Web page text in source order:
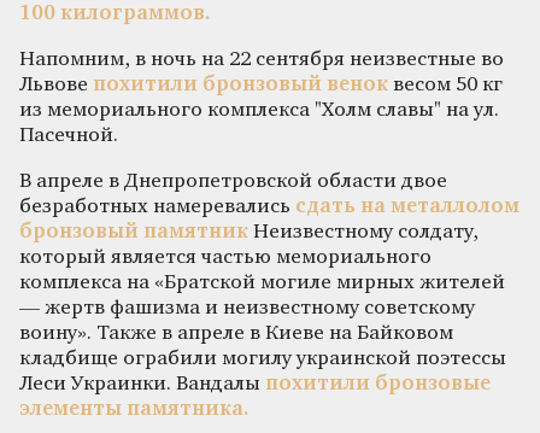
100 килограммов.
Напомним, в ночь на 22 сентября неизвестные во
Львове похитили бронзовый венок весом 50 кг
из мемориального комплекса "Холм славы" на ул.
Пасечной.
В апреле в Днепропетровской области двое
безработных намеревались сдать на металлолом
бронзовый памятник Неизвестному солдату,
который является частью мемориального
комплекса на «Братской могиле мирных жителей
— жертв фашизма и неизвестному советскому
воину». Также в апреле в Киеве на Байковом
кладбище ограбили могилу украинской поэтессы
Леси Украинки. Вандалы похитили бронзовые
элементы памятника.